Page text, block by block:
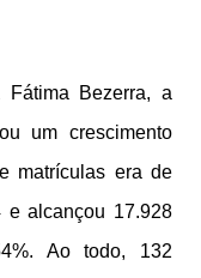
Fátima Bezerra, a
um crescimento
matrículas era de
e alcançou 17.928
Ao todo, 132